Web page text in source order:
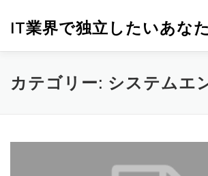
IT業界で独立したいあな
カテゴリー: システムエ